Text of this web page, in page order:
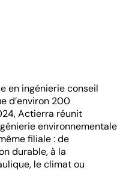
en ingénierie conseil
d’environ 200
Actierra réunit
environnementale
filiale : de
durable, à la
le climat ou